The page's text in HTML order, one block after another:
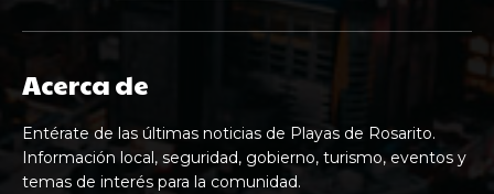
Acerca de
Entérate de las últimas noticias de Playas de Rosarito.
Información local, seguridad, gobierno, turismo, eventos y
temas de interés para la comunidad.